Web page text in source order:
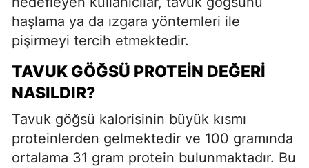
haşlama ya da ızgara yöntemleri ile
pişirmeyi tercih etmektedir.
TAVUK GÖĞSÜ PROTEIN DEĞERI
NASILDIR?
Tavuk göğsü kalorisinin büyük kısmı
proteinlerden gelmektedir ve 100 gramında
ortalama 31 gram protein bulunmaktadır. Bu